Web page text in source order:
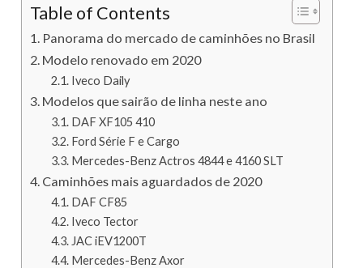
Table of Contents
Panorama do mercado de caminhões no Brasil
Modelo renovado em 2020
Iveco Daily
Modelos que sairão de linha neste ano
DAF XF105 410
Ford Série F e Cargo
Mercedes-Benz Actros 4844 e 4160 SLT
Caminhões mais aguardados de 2020
DAF CF85
Iveco Tector
JAC iEV1200T
Mercedes-Benz Axor